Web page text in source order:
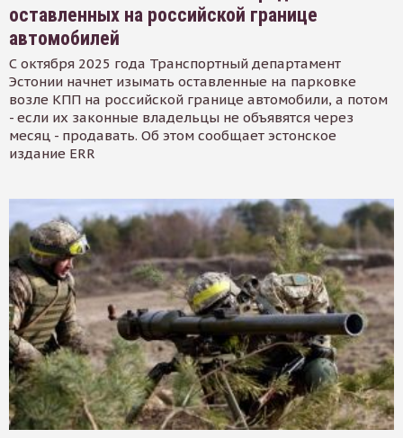
оставленных на российской границе
автомобилей
С октября 2025 года Транспортный департамент
Эстонии начнет изымать оставленные на парковке
возле КПП на российской границе автомобили, а потом
- если их законные владельцы не объявятся через
месяц - продавать. Об этом сообщает эстонское
издание ERR